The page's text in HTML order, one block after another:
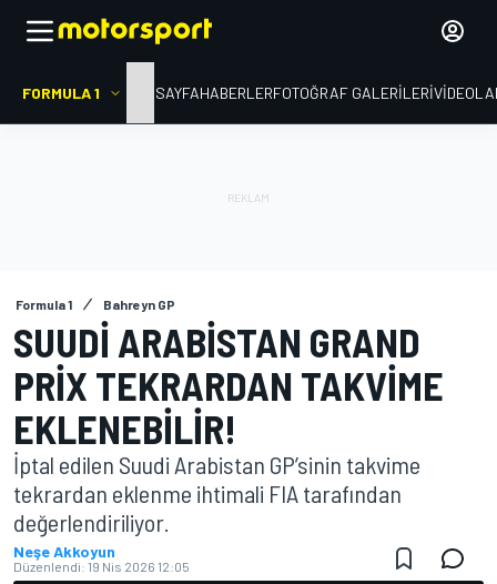
FORMULA 1 ANA SAYFAHABERLERFOTOĞRAF GALERILERI
Formula 1 Bahreyn GP
SUUDI ARABISTAN GRAND
PRIX TEKRARDAN TAKVIME
EKLENEBILIR!
İptal edilen Suudi Arabistan GP’sinin takvime
tekrardan eklenme ihtimali FIA tarafından
değerlendiriliyor.
Neşe Akkoyun
Düzenlendi: 19 Nis 2026 12:05